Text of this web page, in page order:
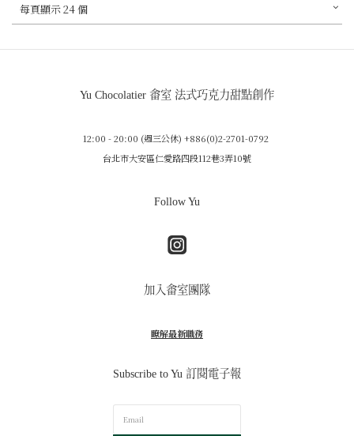
每頁顯示 24 個
Yu Chocolatier 畬室 法式巧克力甜點創作
12:00 - 20:00 (週三公休) +886(0)2-2701-0792
台北市大安區仁愛路四段112巷3弄10號
Follow Yu
加入畬室團隊
瞭解最新職務
Subscribe to Yu 訂閱電子報